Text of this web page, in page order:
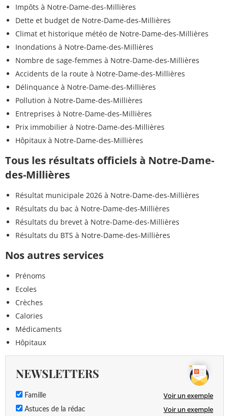
Impôts à Notre-Dame-des-Millières
Dette et budget de Notre-Dame-des-Millières
Climat et historique météo de Notre-Dame-des-Millières
Inondations à Notre-Dame-des-Millières
Nombre de sage-femmes à Notre-Dame-des-Millières
Accidents de la route à Notre-Dame-des-Millières
Délinquance à Notre-Dame-des-Millières
Pollution à Notre-Dame-des-Millières
Entreprises à Notre-Dame-des-Millières
Prix immobilier à Notre-Dame-des-Millières
Hôpitaux à Notre-Dame-des-Millières
Tous les résultats officiels à Notre-Dame-
des-Millières
Résultat municipale 2026 à Notre-Dame-des-Millières
Résultats du bac à Notre-Dame-des-Millières
Résultats du brevet à Notre-Dame-des-Millières
Résultats du BTS à Notre-Dame-des-Millières
Nos autres services
Prénoms
Ecoles
Crèches
Calories
Médicaments
Hôpitaux
NEWSLETTERS
Famille Voir un exemple
Astuces de la rédac Voir un exemple